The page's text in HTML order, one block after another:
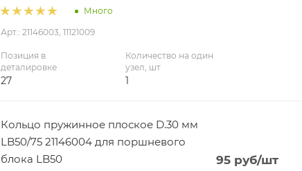
Много
Арт.: 21146003, 11121009
Позиция в
деталировке
27
Количество на один
узел, шт
1
Кольцо пружинное плоское D.30 мм
LB50/75 21146004 для поршневого
блока LB50
95руб/шт